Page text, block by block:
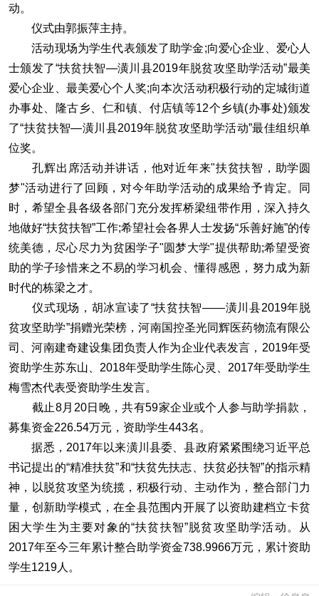
动。
仪式由郭振萍主持。
活动现场为学生代表颁发了助学金;向爱心企业、爱心人
士颁发了“扶贫扶智—潢川县2019年脱贫攻坚助学活动”最美
爱心企业、最美爱心个人奖;向本次活动积极行动的定城街道
办事处、隆古乡、仁和镇、付店镇等12个乡镇(办事处)颁发
了“扶贫扶智—潢川县2019年脱贫攻坚助学活动”最佳组织单
位奖。
孔辉出席活动并讲话，他对近年来"扶贫扶智，助学圆
梦"活动进行了回顾，对今年助学活动的成果给予肯定。同
时，希望全县各级各部门充分发挥桥梁纽带作用，深入持久
地做好“扶贫扶智”工作;希望社会各界人士发扬“乐善好施”的传
统美德，尽心尽力为贫困学子"圆梦大学"提供帮助;希望受资
助的学子珍惜来之不易的学习机会、懂得感恩，努力成为新
时代的栋梁之才。
仪式现场，胡冰宣读了“扶贫扶智——潢川县2019年脱
贫攻坚助学”捐赠光荣榜，河南国控圣光同辉医药物流有限公
司、河南建奇建设集团负责人作为企业代表发言，2019年受
资助学生苏东山、2018年受助学生陈心灵、2017年受助学生
梅雪杰代表受资助学生发言。
截止8月20日晚，共有59家企业或个人参与助学捐款，
募集资金226.54万元，资助学生443名。
据悉，2017年以来潢川县委、县政府紧紧围绕习近平总
书记提出的“精准扶贫”和“扶贫先扶志、扶贫必扶智”的指示精
神，以脱贫攻坚为统揽，积极行动、主动作为，整合部门力
量，创新助学模式，在全县范围内开展了以资助建档立卡贫
困大学生为主要对象的“扶贫扶智”脱贫攻坚助学活动。从
2017年至今三年累计整合助学资金738.9966万元，累计资助
学生1219人。